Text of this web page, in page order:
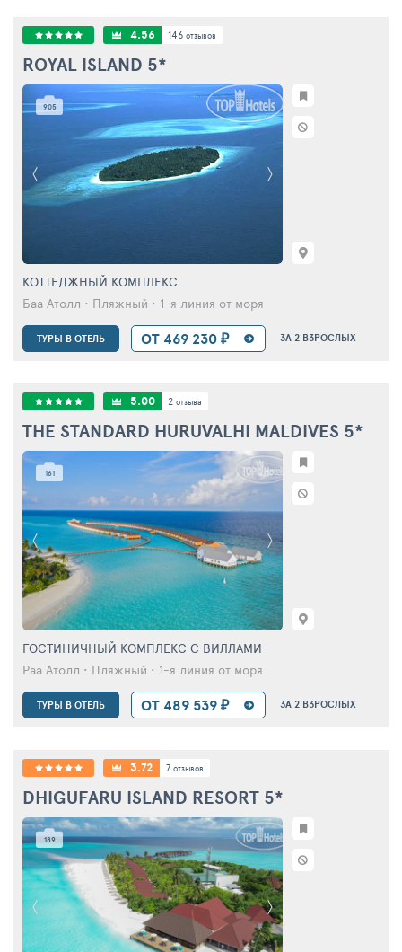
905
4.56 146 отзывов
ROYAL ISLAND 5*
КОТТЕДЖНЫЙ КОМПЛЕКС
Баа Атолл • Пляжный • 1-я линия от моря
ТУРЫ В ОТЕЛЬ ОТ 469 230 ₽ ЗА 2 ВЗРОСЛЫХ
161
5.00 2 отзыва
THE STANDARD HURUVALHI MALDIVES 5*
ГОСТИНИЧНЫЙ КОМПЛЕКС С ВИЛЛАМИ
Раа Атолл • Пляжный • 1-я линия от моря
ТУРЫ В ОТЕЛЬ ОТ 489 539 ₽ ЗА 2 ВЗРОСЛЫХ
189
3.72 7 отзывов
DHIGUFARU ISLAND RESORT 5*